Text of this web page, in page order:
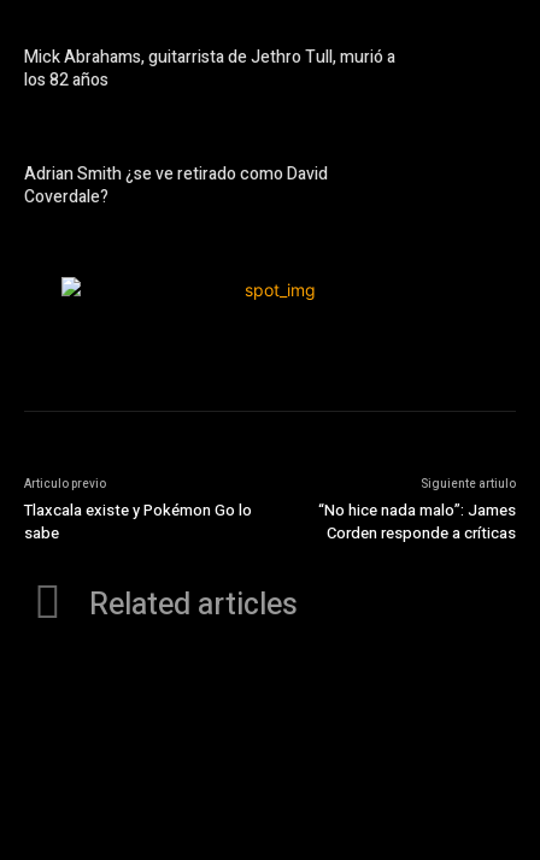
Mick Abrahams, guitarrista de Jethro Tull, murió a
los 82 años
Adrian Smith ¿se ve retirado como David
Coverdale?
Articulo previo
Tlaxcala existe y Pokémon Go lo
sabe
Siguiente artiulo
“No hice nada malo”: James
Corden responde a críticas
Related articles